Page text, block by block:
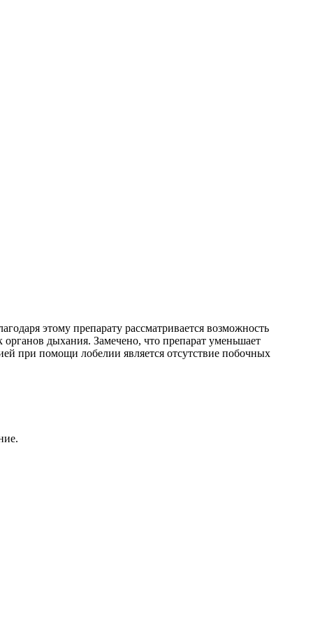
этому препарату рассматривается возможность
дыхания. Замечено, что препарат уменьшает
при помощи лобелии является отсутствие побочных